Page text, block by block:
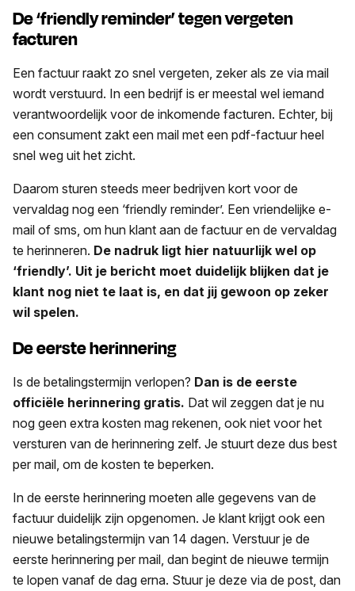
De ‘friendly reminder’ tegen vergeten
facturen
Een factuur raakt zo snel vergeten, zeker als ze via mail
wordt verstuurd. In een bedrijf is er meestal wel iemand
verantwoordelijk voor de inkomende facturen. Echter, bij
een consument zakt een mail met een pdf-factuur heel
snel weg uit het zicht.
Daarom sturen steeds meer bedrijven kort voor de
vervaldag nog een ‘friendly reminder’. Een vriendelijke e-
mail of sms, om hun klant aan de factuur en de vervaldag
te herinneren. De nadruk ligt hier natuurlijk wel op
‘friendly’. Uit je bericht moet duidelijk blijken dat je
klant nog niet te laat is, en dat jij gewoon op zeker
wil spelen.
De eerste herinnering
Is de betalingstermijn verlopen? Dan is de eerste
officiële herinnering gratis. Dat wil zeggen dat je nu
nog geen extra kosten mag rekenen, ook niet voor het
versturen van de herinnering zelf. Je stuurt deze dus best
per mail, om de kosten te beperken.
In de eerste herinnering moeten alle gegevens van de
factuur duidelijk zijn opgenomen. Je klant krijgt ook een
nieuwe betalingstermijn van 14 dagen. Verstuur je de
eerste herinnering per mail, dan begint de nieuwe termijn
te lopen vanaf de dag erna. Stuur je deze via de post, dan